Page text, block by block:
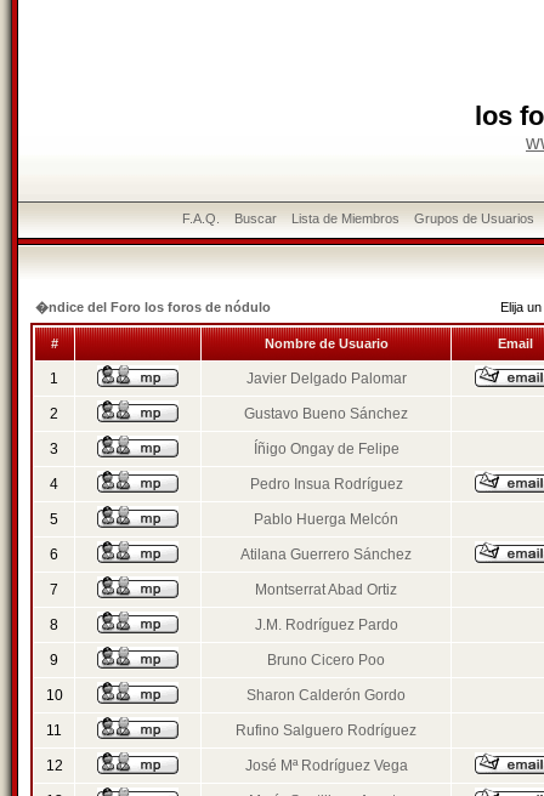
los
F.A.Q. Buscar Lista de Miembros Grupos de Usuarios
�ndice del Foro los foros de nódulo Elija
# Nombre de Usuario Email
1 Javier Delgado Palomar
2 Gustavo Bueno Sánchez
3 Íñigo Ongay de Felipe
4 Pedro Insua Rodríguez
5 Pablo Huerga Melcón
6 Atilana Guerrero Sánchez
7 Montserrat Abad Ortiz
8 J.M. Rodríguez Pardo
9 Bruno Cicero Poo
10 Sharon Calderón Gordo
11 Rufino Salguero Rodríguez
12 José Mª Rodríguez Vega